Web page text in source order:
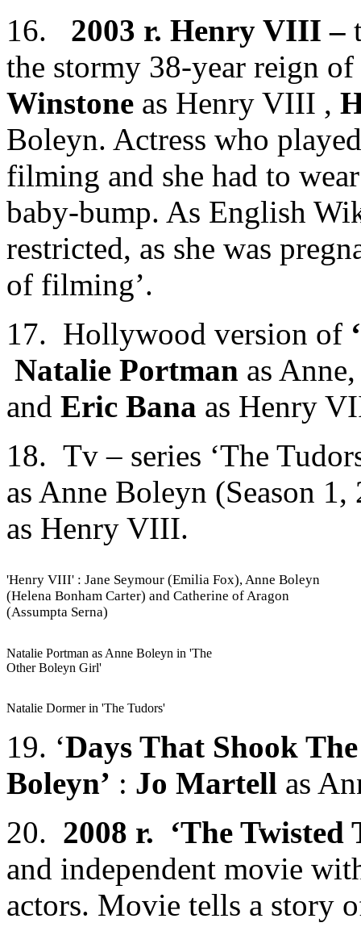
16. 2003 r. Henry VIII –
the stormy 38-year reign
Winstone as Henry VIII ,
Boleyn. Actress who
filming and she had to
baby-bump. As English
restricted, as she was
of filming’.
17. Hollywood version of
Natalie Portman as
and Eric Bana as Henry
18. Tv – series ‘The
as Anne Boleyn (Season
as Henry VIII.
'Henry VIII' : Jane Seymour (Emilia Fox), Anne Boleyn
(Helena Bonham Carter) and Catherine of Aragon
(Assumpta Serna)
Natalie Portman as Anne Boleyn in 'The
Other Boleyn Girl'
Natalie Dormer in 'The Tudors'
19. ‘Days That Shook
Boleyn’ : Jo Martell as
20. 2008 r. ‘The
and independent movie
actors. Movie tells a story